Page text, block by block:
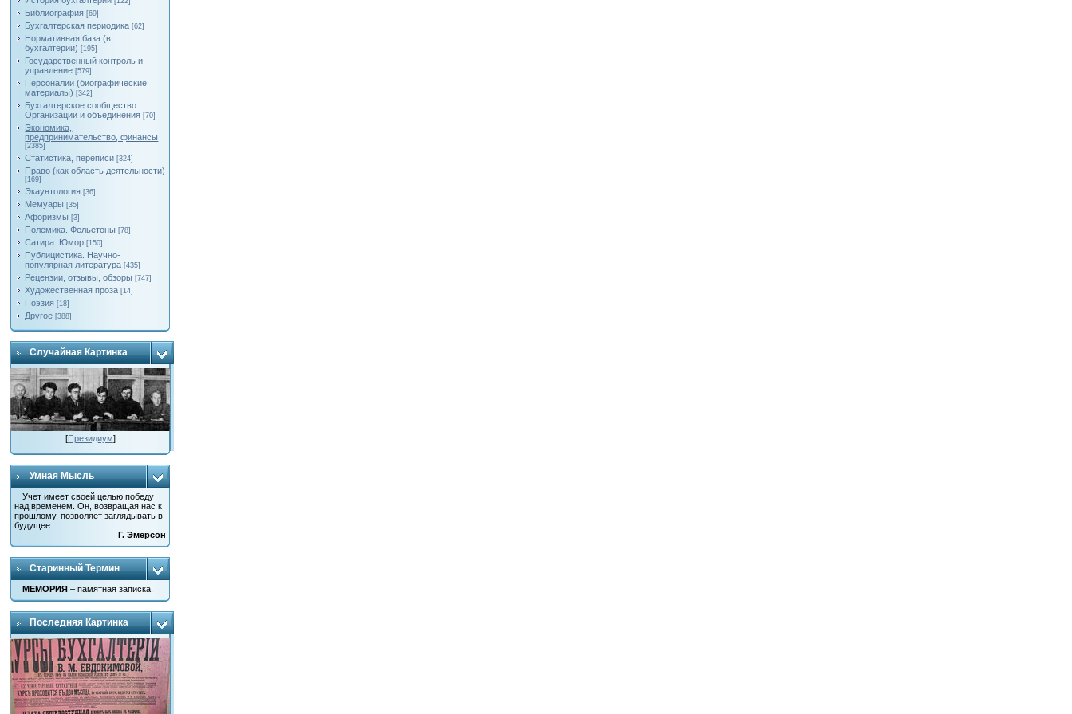
Библиография [69]
Бухгалтерская периодика [62]
Нормативная база (в
бухгалтерии) [195]
Государственный контроль и
управление [579]
Персоналии (биографические
материалы) [342]
Бухгалтерское сообщество.
Организации и объединения [70]
Экономика,
предпринимательство, финансы
[2385]
Статистика, переписи [324]
Право (как область деятельности)
[169]
Экаунтология [36]
Мемуары [35]
Афоризмы [3]
Полемика. Фельетоны [78]
Сатира. Юмор [150]
Публицистика. Научно-
популярная литература [435]
Рецензии, отзывы, обзоры [747]
Художественная проза [14]
Поэзия [18]
Другое [388]
Случайная Картинка
[Президиум]
Умная Мысль
Учет имеет своей целью победу
над временем. Он, возвращая нас к
прошлому, позволяет заглядывать в
будущее.
Г. Эмерсон
Старинный Термин
МЕМОРИЯ – памятная записка.
Последняя Картинка